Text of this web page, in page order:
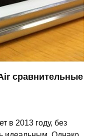
сравнительные
в 2013 году, без